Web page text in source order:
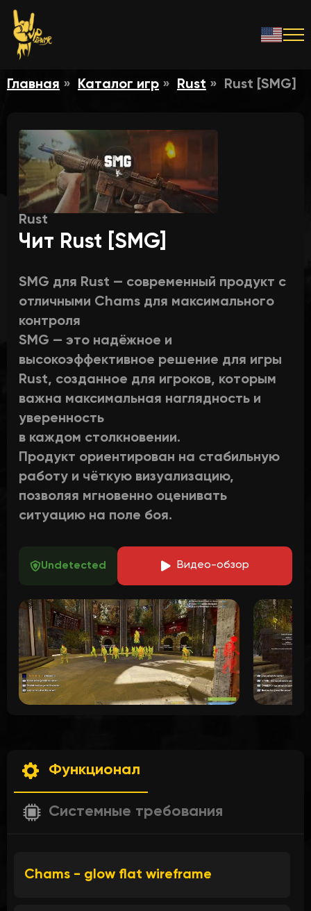
Главная Каталог игр Rust Rust [SMG]
Rust
Чит Rust [SMG]
SMG для Rust — современный продукт с
отличными Chams для максимального
контроля
SMG — это надёжное и
высокоэффективное решение для игры
Rust, созданное для игроков, которым
важна максимальная наглядность и
уверенность
в каждом столкновении.
Продукт ориентирован на стабильную
работу и чёткую визуализацию,
позволяя мгновенно оценивать
ситуацию на поле боя.
Undetected Видео-обзор
Функционал
Системные требования
Chams - glow flat wireframe